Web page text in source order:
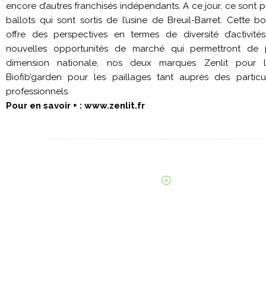
encore d’autres franchisés indépendants. A ce jour, ce sont
ballots qui sont sortis de l’usine de Breuil-Barret. Cette
offre des perspectives en termes de diversité
nouvelles opportunités de marché qui permettront de
dimension nationale, nos deux marques Zenlit pour
Biofib’garden pour les paillages tant auprès des
professionnels.
Pour en savoir + : www.zenlit.fr